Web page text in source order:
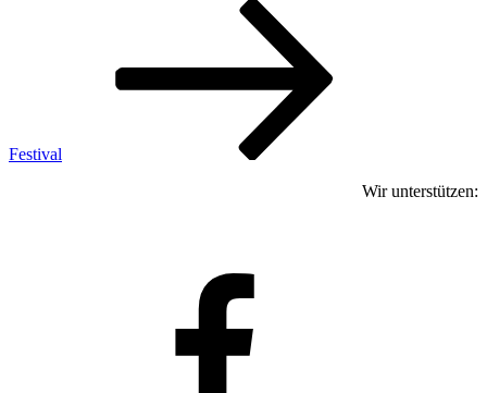
Festival
Wir unterstützen: